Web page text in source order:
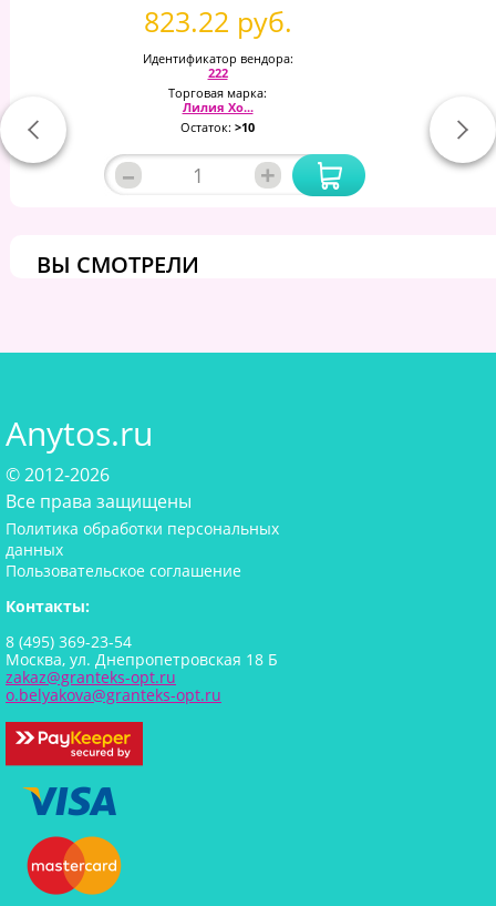
823.22 руб.
Идентификатор вендора:
222
Торговая марка:
Лилия Хо...
Остаток: >10
– +
ВЫ СМОТРЕЛИ
Anytos.ru
© 2012-2026
Все права защищены
Политика обработки персональных
данных
Пользовательское соглашение
Контакты:
8 (495) 369-23-54
Москва, ул. Днепропетровская 18 Б
zakaz@granteks-opt.ru
o.belyakova@granteks-opt.ru